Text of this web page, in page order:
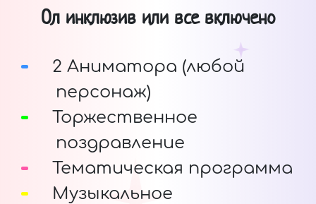
Ол инклюзив или все включено
2 Аниматора (любой
персонаж)
Торжественное
поздравление
Тематическая программа
Музыкальное